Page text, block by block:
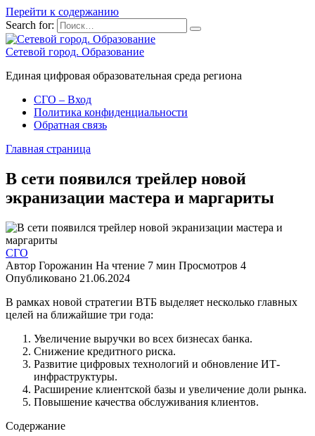
Перейти к содержанию
Search for:
Сетевой город. Образование
Единая цифровая образовательная среда региона
СГО – Вход
Политика конфиденциальности
Обратная связь
Главная страница
В сети появился трейлер новой
экранизации мастера и маргариты
СГО
Автор Горожанин На чтение 7 мин Просмотров 4
Опубликовано 21.06.2024
В рамках новой стратегии ВТБ выделяет несколько главных
целей на ближайшие три года:
Увеличение выручки во всех бизнесах банка.
Снижение кредитного риска.
Развитие цифровых технологий и обновление ИТ-
инфраструктуры.
Расширение клиентской базы и увеличение доли рынка.
Повышение качества обслуживания клиентов.
Содержание